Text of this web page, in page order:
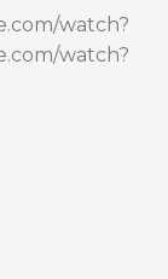
watch?
watch?